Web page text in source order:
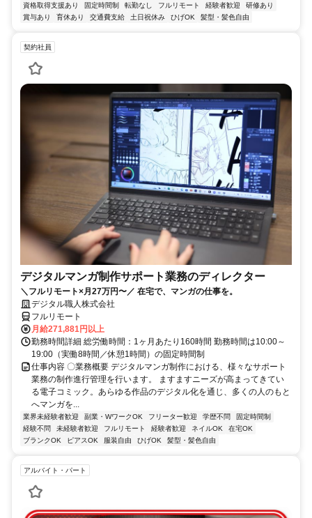
資格取得支援あり 固定時間制 転勤なし フルリモート 経験者歓迎
研修あり
賞与あり
育休あり 交通費支給 土日祝休み ひげOK 髪型・髪色自由
契約社員
デジタルマンガ制作サポート業務のディレクター
＼フルリモート×月27万円〜／ 在宅で、マンガの仕事を。
デジタル職人株式会社
フルリモート
月給271,881円以上
勤務時間詳細 総労働時間：1ヶ月あたり160時間 勤務時間は10:00～
19:00（実働8時間／休憩1時間）の固定時間制
仕事内容 〇業務概要 デジタルマンガ制作における、様々なサポート
業務の制作進行管理を行います。 ますますニーズが高まってきてい
る電子コミック。あらゆる作品のデジタル化を通じ、多くの人のもと
へマンガを...
業界未経験者歓迎 副業・WワークOK フリーター歓迎 学歴不問
固定時間制
経験不問
未経験者歓迎 フルリモート 経験者歓迎 ネイルOK
在宅OK
ブランクOK
ピアスOK 服装自由 ひげOK 髪型・髪色自由
アルバイト・パート